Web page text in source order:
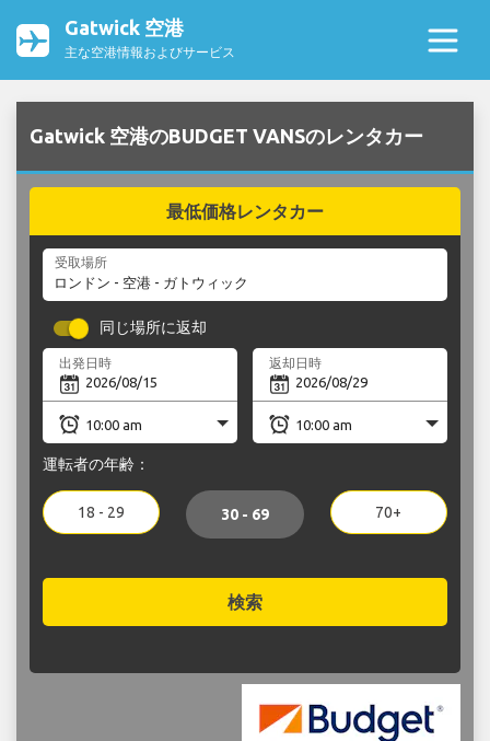
Gatwick 空港
主な空港情報およびサービス
Gatwick 空港のBUDGET VANSのレンタカー
最低価格レンタカー
受取場所
同じ場所に返却
出発日時 返却日時
運転者の年齢：
18 - 29 30 - 69 70+
検索